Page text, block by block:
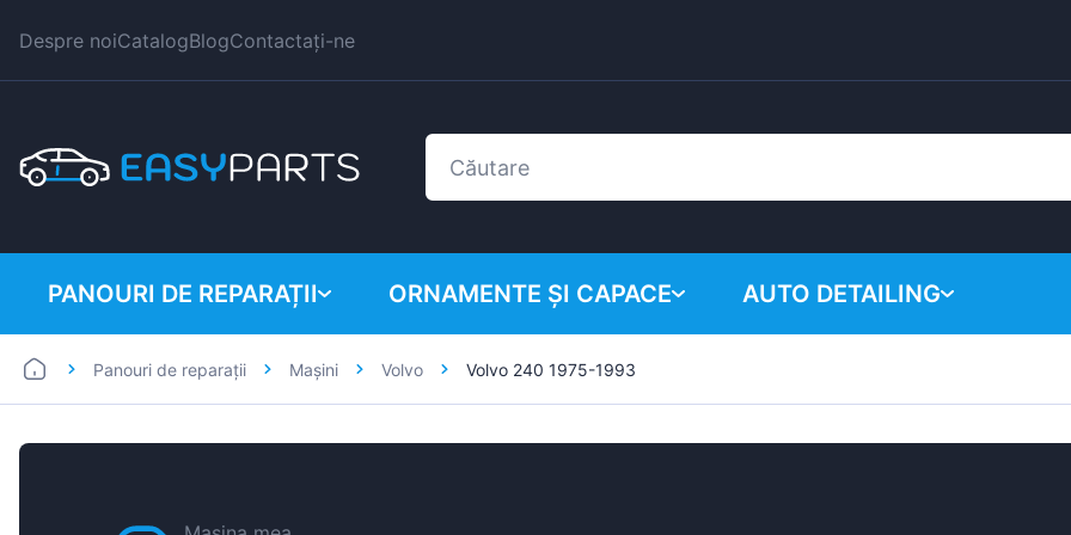
Despre noiCatalogBlogContactați-ne
PANOURI DE REPARAȚII
Autoutilitare
ORNAMENTE ȘI CAPACE
BMW
AUTO DETAILING
Panouri de reparații Mașini Volvo Volvo 240 1975-1993